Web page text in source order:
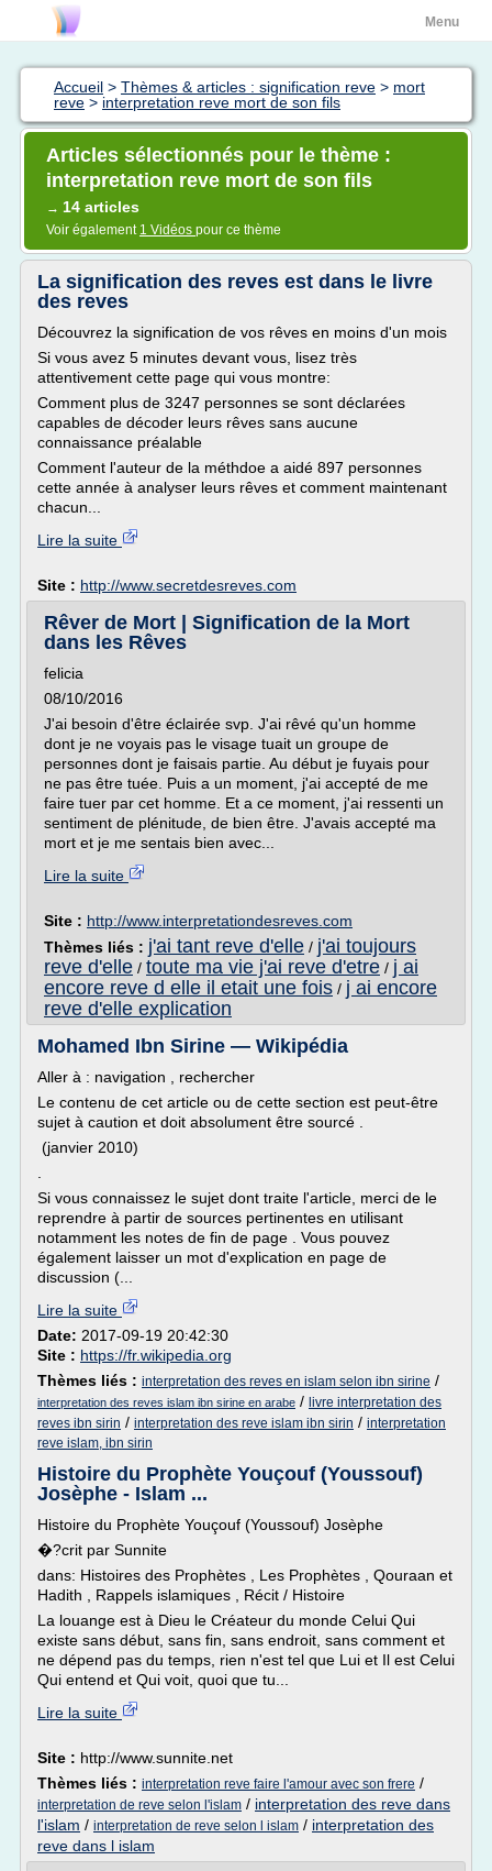
Menu
Accueil > Thèmes & articles : signification reve > mort
reve > interpretation reve mort de son fils
Articles sélectionnés pour le thème :
interpretation reve mort de son fils
→ 14 articles
Voir également 1 Vidéos pour ce thème
La signification des reves est dans le livre
des reves
Découvrez la signification de vos rêves en moins d'un mois
Si vous avez 5 minutes devant vous, lisez très
attentivement cette page qui vous montre:
Comment plus de 3247 personnes se sont déclarées
capables de décoder leurs rêves sans aucune
connaissance préalable
Comment l'auteur de la méthdoe a aidé 897 personnes
cette année à analyser leurs rêves et comment maintenant
chacun...
Lire la suite
Site : http://www.secretdesreves.com
Rêver de Mort | Signification de la Mort
dans les Rêves
felicia
08/10/2016
J'ai besoin d'être éclairée svp. J'ai rêvé qu'un homme
dont je ne voyais pas le visage tuait un groupe de
personnes dont je faisais partie. Au début je fuyais pour
ne pas être tuée. Puis a un moment, j'ai accepté de me
faire tuer par cet homme. Et a ce moment, j'ai ressenti un
sentiment de plénitude, de bien être. J'avais accepté ma
mort et je me sentais bien avec...
Lire la suite
Site : http://www.interpretationdesreves.com
Thèmes liés : j'ai tant reve d'elle / j'ai toujours
reve d'elle / toute ma vie j'ai reve d'etre / j ai
encore reve d elle il etait une fois / j ai encore
reve d'elle explication
Mohamed Ibn Sirine — Wikipédia
Aller à : navigation , rechercher
Le contenu de cet article ou de cette section est peut-être
sujet à caution et doit absolument être sourcé .
(janvier 2010)
Si vous connaissez le sujet dont traite l'article, merci de le
reprendre à partir de sources pertinentes en utilisant
notamment les notes de fin de page . Vous pouvez
également laisser un mot d'explication en page de
discussion (...
Lire la suite
Date: 2017-09-19 20:42:30
Site : https://fr.wikipedia.org
Thèmes liés : interpretation des reves en islam selon ibn sirine /
interpretation des reves islam ibn sirine en arabe / livre interpretation des
reves ibn sirin / interpretation des reve islam ibn sirin / interpretation
reve islam, ibn sirin
Histoire du Prophète Youçouf (Youssouf)
Josèphe - Islam ...
Histoire du Prophète Youçouf (Youssouf) Josèphe
�?crit par Sunnite
dans: Histoires des Prophètes , Les Prophètes , Qouraan et
Hadith , Rappels islamiques , Récit / Histoire
La louange est à Dieu le Créateur du monde Celui Qui
existe sans début, sans fin, sans endroit, sans comment et
ne dépend pas du temps, rien n'est tel que Lui et Il est Celui
Qui entend et Qui voit, quoi que tu...
Lire la suite
Site : http://www.sunnite.net
Thèmes liés : interpretation reve faire l'amour avec son frere /
interpretation de reve selon l'islam / interpretation des reve dans
l'islam / interpretation de reve selon l islam / interpretation des
reve dans l islam